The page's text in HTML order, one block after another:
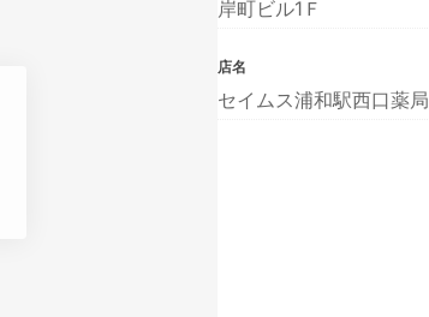
岸町ビル1Ｆ
店名
セイムス浦和駅西口薬局